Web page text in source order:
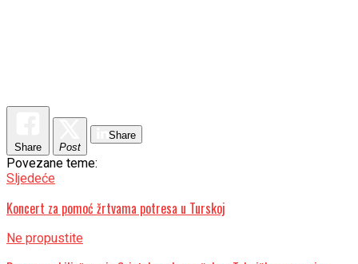
Share Post
Share
Povezane teme:
Sljedeće
Koncert za pomoć žrtvama potresa u Turskoj
Ne propustite